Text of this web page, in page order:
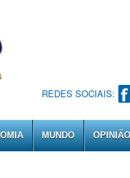
REDES SOCIAIS:
MUNDO OPINIÃO